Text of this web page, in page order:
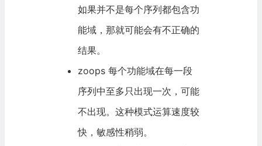
如果并不是每个序列都包含功
能域，那就可能会有不正确的
结果。
zoops 每个功能域在每一段
序列中至多只出现一次，可能
不出现。这种模式运算速度较
快，敏感性稍弱。